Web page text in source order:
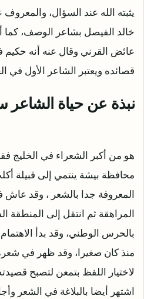
يثبته الله عند السؤال، والمعروف
خالد الفيصل بشاعر الوصف، كما
عائض القرني وقال عنه أنه
قصائده ويعتبر الشاعر الأول في
نبذة عن حياة الشاعر
محافظة بيشة ينتمي إلى قبيلة
المعروفة جدا بالشعر ، وقد عاش
المراهقة ثم انتقل إلى المنطقة
بالحرس الوطني، وقد بدأ الاهتمام
منذ كان صغيرا، وقد ظهر في
لاختيار اللفظ بتمعن لتصبح
اشتهر أيضا بالبلاغة في الشعر